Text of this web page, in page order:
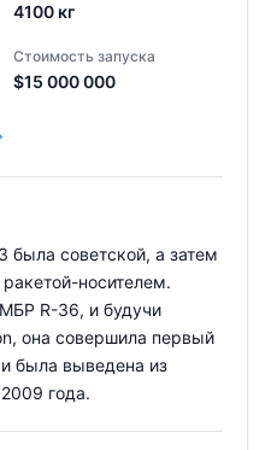
4100 кг
Стоимость запуска
$15 000 000
была советской, а затем
носителем.
R-36, и будучи
она совершила первый
была выведена из
года.